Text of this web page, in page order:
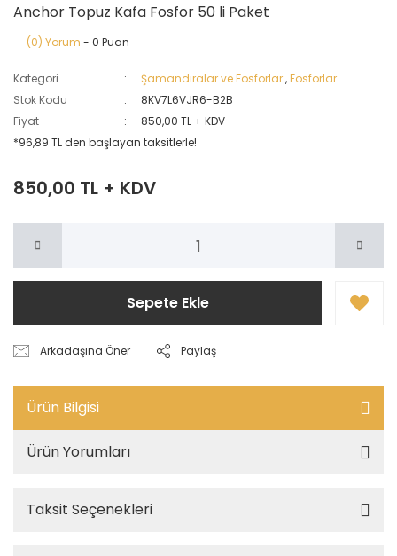
Anchor Topuz Kafa Fosfor 50 li Paket
(0) Yorum - 0 Puan
Kategori Şamandıralar ve Fosforlar,Fosforlar
Stok Kodu
8KV7L6VJR6-B2B
Fiyat
850,00 TL + KDV
*96,89 TL den başlayan taksitlerle!
850,00 TL + KDV
Sepete Ekle
Arkadaşına Öner Paylaş
Ürün Bilgisi
Ürün Yorumları
Taksit Seçenekleri